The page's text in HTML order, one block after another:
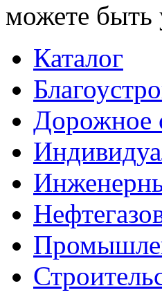
можете быть
Каталог
Дорожное